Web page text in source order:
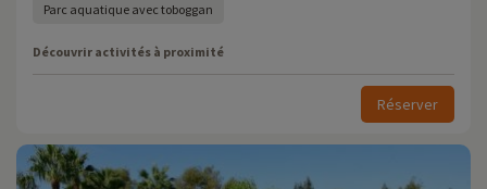
Parc aquatique avec toboggan
Découvrir activités à proximité
Réserver